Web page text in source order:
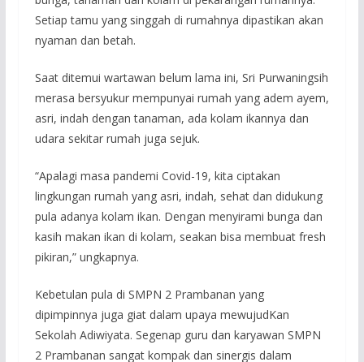
Setiap tamu yang singgah di rumahnya dipastikan akan
nyaman dan betah.
Saat ditemui wartawan belum lama ini, Sri Purwaningsih
merasa bersyukur mempunyai rumah yang adem ayem,
asri, indah dengan tanaman, ada kolam ikannya dan
udara sekitar rumah juga sejuk.
“Apalagi masa pandemi Covid-19, kita ciptakan
lingkungan rumah yang asri, indah, sehat dan didukung
pula adanya kolam ikan. Dengan menyirami bunga dan
kasih makan ikan di kolam, seakan bisa membuat fresh
pikiran,” ungkapnya.
Kebetulan pula di SMPN 2 Prambanan yang
dipimpinnya juga giat dalam upaya mewujudKan
Sekolah Adiwiyata. Segenap guru dan karyawan SMPN
2 Prambanan sangat kompak dan sinergis dalam